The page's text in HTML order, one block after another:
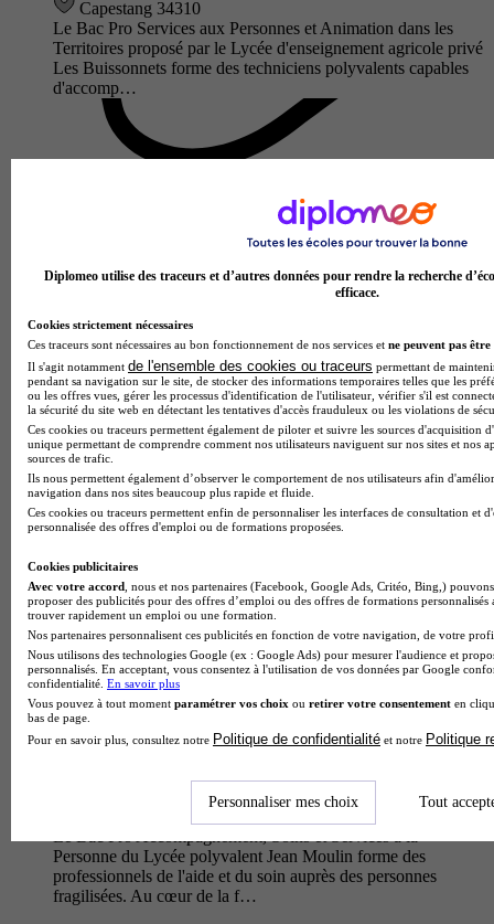
Capestang 34310
Le Bac Pro Services aux Personnes et Animation dans les
Territoires proposé par le Lycée d'enseignement agricole privé
Les Buissonnets forme des techniciens polyvalents capables
d'accomp…
LPO
Bac pro - Accompagnement, soins et services à la personne
Carcassonne 11000
Le Bac Pro Accompagnement, Soins et Services à la
Personne proposé par le Lycée polyvalent Jules Fil forme des
professionnels qualifiés dans l'accompagnement des
personnes en situation d…
Bac pro - Accompagnement, soins et services à la personne
Personne du Lycée polyvalent Jean Moulin forme des
professionnels de l'aide et du soin auprès des personnes
fragilisées. Au cœur de la f…
Diplomeo utilise des traceurs et d’autres données pour rendre la recherche
efficace.
Cookies strictement nécessaires
Ces traceurs sont nécessaires au bon fonctionnement de nos services et ne peuvent pas être
Il s'agit notamment de l'ensemble des cookies ou traceurs permettant de
pendant sa navigation sur le site, de stocker des informations temporaires telles que les
ou les offres vues, gérer les processus d'identification de l'utilisateur, vérifier s'il est
la sécurité du site web en détectant les tentatives d'accès frauduleux ou les violations de
Ces cookies ou traceurs permettent également de piloter et suivre les sources d'acquisition
unique permettant de comprendre comment nos utilisateurs naviguent sur nos sites et nos
sources de trafic.
Ils nous permettent également d’observer le comportement de nos utilisateurs afin
navigation dans nos sites beaucoup plus rapide et fluide.
Ces cookies ou traceurs permettent enfin de personnaliser les interfaces de consultation et
personnalisée des offres d'emploi ou de formations proposées.
Cookies publicitaires
Avec votre accord , nous et nos partenaires (Facebook, Google Ads, Critéo, Bing,)
proposer des publicités pour des offres d’emploi ou des offres de formations
trouver rapidement un emploi ou une formation.
Nos partenaires personnalisent ces publicités en fonction de votre navigation, de votre
Nous utilisons des technologies Google (ex : Google Ads) pour mesurer l'audience et
personnalisés. En acceptant, vous consentez à l'utilisation de vos données par Google
confidentialité. En savoir plus
Vous pouvez à tout moment paramétrer vos choix ou retirer votre consentement en
bas de page.
Pour en savoir plus, consultez notre Politique de confidentialité et notre Politique
Personnaliser mes choix Tout